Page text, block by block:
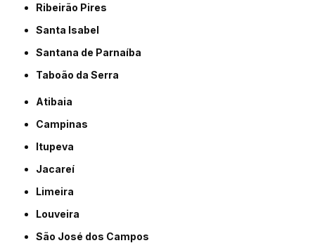
Ribeirão Pires
Santa Isabel
Santana de Parnaíba
Taboão da Serra
Atibaia
Campinas
Itupeva
Jacareí
Limeira
Louveira
São José dos Campos